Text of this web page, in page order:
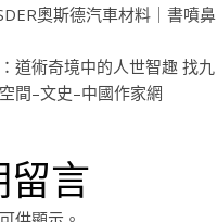
奧斯德汽車材料｜書噴鼻
：道術奇境中的人世智趣 找九
間–文史–中國作家網
留言